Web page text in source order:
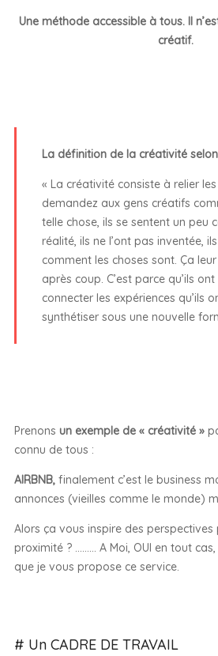
Une méthode accessible à tous. Il
créatif.
La définition de la créativité
« La créativité consiste à relier
demandez aux gens créatifs
telle chose, ils se sentent un peu
réalité, ils ne l’ont pas inventée,
comment les choses sont. Ça
après coup. C’est parce qu’ils
connecter les expériences qu’ils
synthétiser sous une nouvelle
Prenons un exemple de « créativité »
connu de tous :
AIRBNB, finalement c’est le business
annonces (vieilles comme le monde)
Alors ça vous inspire des
proximité ? ……… A Moi, OUI en tout
que je vous propose ce service.
# Un CADRE DE TRAVAIL